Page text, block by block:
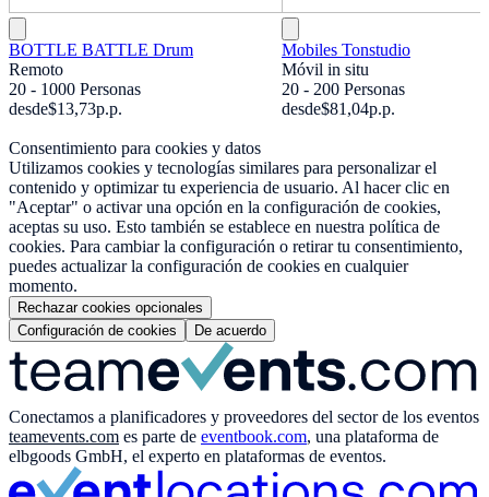
BOTTLE BATTLE Drum
Remoto
20 - 1000 Personas
desde$13,73p.p.
Mobiles Tonstudio
Móvil in situ
20 - 200 Personas
desde$81,04p.p.
Consentimiento para cookies y datos
Utilizamos cookies y tecnologías similares para personalizar el
contenido y optimizar tu experiencia de usuario. Al hacer clic en
"Aceptar" o activar una opción en la configuración de cookies,
aceptas su uso. Esto también se establece en nuestra política de
cookies. Para cambiar la configuración o retirar tu consentimiento,
puedes actualizar la configuración de cookies en cualquier
momento.
Rechazar cookies opcionales
Configuración de cookies
De acuerdo
Conectamos a planificadores y proveedores del sector de los eventos
teamevents.com es parte de eventbook.com, una plataforma de
elbgoods GmbH, el experto en plataformas de eventos.